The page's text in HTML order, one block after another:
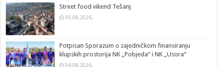
Street food vikend Tešanj
05.08.2026.
Potpisan Sporazum o zajedničkom finansiranju
klupskih prostorija NK „Pobjeda“ i NK „Usora“
04.08.2026.